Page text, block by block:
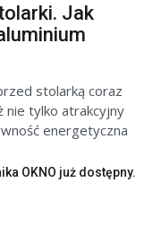
Jak
stolarką coraz
nie tylko atrakcyjny
energetyczna
OKNO już dostępny.